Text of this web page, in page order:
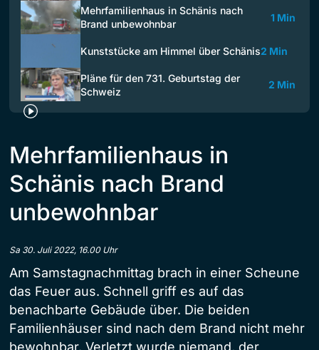
Mehrfamilienhaus in Schänis nach
Brand unbewohnbar
1 Min
Kunststücke am Himmel über Schänis2 Min
Pläne für den 731. Geburtstag der
Schweiz
2 Min
Mehrfamilienhaus in
Schänis nach Brand
unbewohnbar
Sa 30. Juli 2022, 16.00 Uhr
Am Samstagnachmittag brach in einer Scheune
das Feuer aus. Schnell griff es auf das
benachbarte Gebäude über. Die beiden
Familienhäuser sind nach dem Brand nicht mehr